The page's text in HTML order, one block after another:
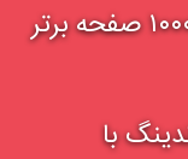
انتشار آسان تبلیغات در بیش از ۱۰۰۰ صفحه برتر
با